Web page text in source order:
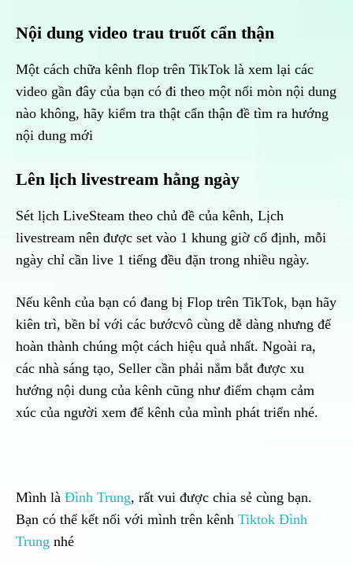
Nội dung video trau truốt cẩn thận
Một cách chữa kênh flop trên TikTok là xem lại các
video gần đây của bạn có đi theo một nối mòn nội dung
nào không, hãy kiểm tra thật cẩn thận đề tìm ra hướng
nội dung mới
Lên lịch livestream hằng ngày
Sét lịch LiveSteam theo chủ đề của kênh, Lịch
livestream nên được set vào 1 khung giờ cố định, mỗi
ngày chỉ cần live 1 tiếng đều đặn trong nhiều ngày.
Nếu kênh của bạn có đang bị Flop trên TikTok, bạn hãy
kiên trì, bền bỉ với các bướcvô cùng dễ dàng nhưng để
hoàn thành chúng một cách hiệu quả nhất. Ngoài ra,
các nhà sáng tạo, Seller cần phải nắm bắt được xu
hướng nội dung của kênh cũng như điểm chạm cảm
xúc của người xem để kênh của mình phát triển nhé.
Mình là Đình Trung, rất vui được chia sẻ cùng bạn.
Bạn có thể kết nối với mình trên kênh Tiktok Đình
Trung nhé